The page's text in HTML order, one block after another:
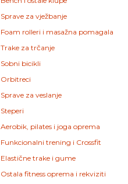
Sprave za vježbanje
Foam rolleri i masažna pomagala
Trake za trčanje
Sobni bicikli
Orbitreci
Sprave za veslanje
Steperi
Aerobik, pilates i joga oprema
Funkcionalni trening i Crossfit
Elastične trake i gume
Ostala fitness oprema i rekviziti